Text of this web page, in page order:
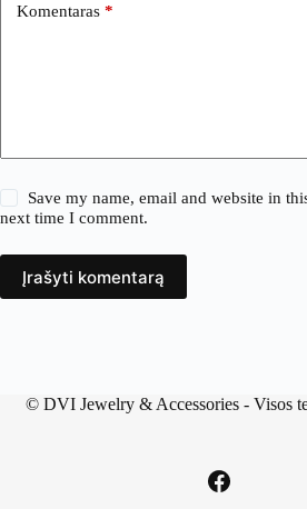
Komentaras *
Save my name, email and website in
next time I comment.
Įrašyti komentarą
© DVI Jewelry & Accessories- Visos